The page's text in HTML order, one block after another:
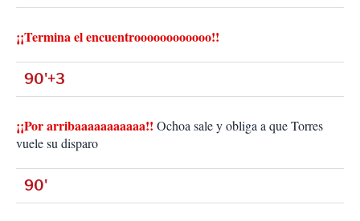
¡¡Termina el encuentroooooooooooo!!
90'+3
¡¡Por arribaaaaaaaaaaa!! Ochoa sale y obliga a que Torres
vuele su disparo
90'